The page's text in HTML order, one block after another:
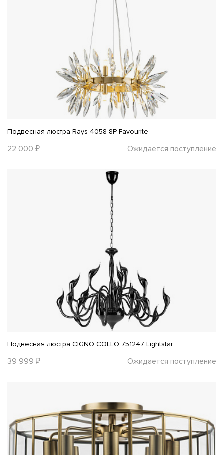
Подвесная люстра Rays 4058-8P Favourite
22 000 ₽ Ожидается поступление
Подвесная люстра CIGNO COLLO 751247 Lightstar
39 999 ₽ Ожидается поступление